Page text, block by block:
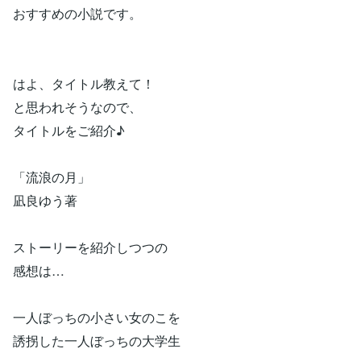
おすすめの小説です。
はよ、タイトル教えて！
と思われそうなので、
タイトルをご紹介♪
「流浪の月」
凪良ゆう著
ストーリーを紹介しつつの
感想は…
一人ぼっちの小さい女のこを
誘拐した一人ぼっちの大学生